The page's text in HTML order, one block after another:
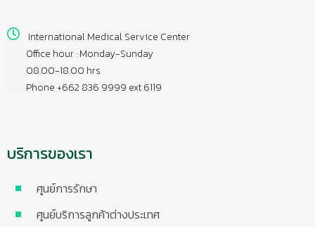
International Medical Service Center
Office hour : Monday-Sunday
08.00-18.00 hrs
Phone +662 836 9999 ext 6119
บริการของเรา
ศูนย์การรักษา
ศูนย์บริการลูกค้าต่างประเทศ